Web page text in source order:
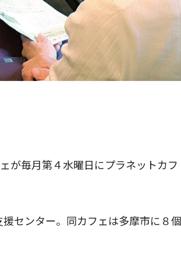
が毎月第４水曜日にプラネットカフ
センター。同カフェは多摩市に８個